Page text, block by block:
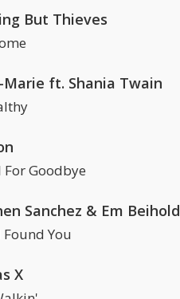
But Thieves
Marie ft. Shania Twain
For Goodbye
Sanchez & Em Beihold
You
X